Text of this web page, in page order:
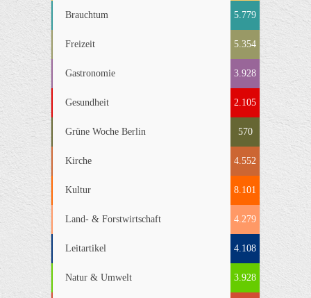
Brauchtum 5.779
Freizeit 5.354
Gastronomie 3.928
Gesundheit 2.105
Grüne Woche Berlin 570
Kirche 4.552
Kultur 8.101
Land- & Forstwirtschaft 4.279
Leitartikel 4.108
Natur & Umwelt 3.928